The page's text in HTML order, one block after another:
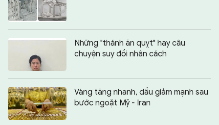
Những "thánh ăn quỵt" hay câu
chuyện suy đồi nhân cách
Vàng tăng nhanh, dầu giảm mạnh sau
bước ngoặt Mỹ - Iran